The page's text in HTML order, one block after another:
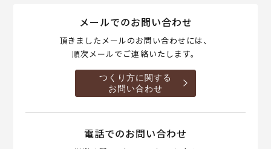
メールでのお問い合わせ
頂きましたメールのお問い合わせには、
順次メールでご連絡いたします。
つくり方に関する
お問い合わせ
電話でのお問い合わせ